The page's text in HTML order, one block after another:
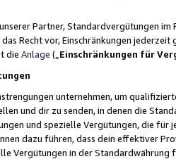
Partner, Standardvergütungen
Recht vor, Einschränkungen
die Anlage („ Einschränkungen für
unternehmen, um
und dir zu senden, in denen die
und spezielle Vergütungen, die
dazu führen, dass dein effektiver
Vergütungen in der